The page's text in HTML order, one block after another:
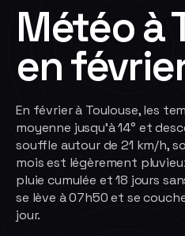
Météo à
en
En février à Toulouse, les
moyenne jusqu'à 14° et
souffle autour de 21 km/h,
mois est légèrement
pluie cumulée et 18 jours
se lève à 07h50 et se
jour.